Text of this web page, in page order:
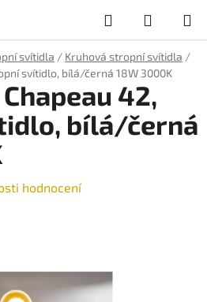
Hledat
KOŠÍK
svítidla / Kruhová stropní svítidla /
svítidlo, bílá/černá 18W 3000K
42,
bílá/černá
hodnocení